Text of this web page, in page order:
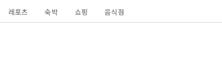
레포츠
숙박 쇼핑 음식점